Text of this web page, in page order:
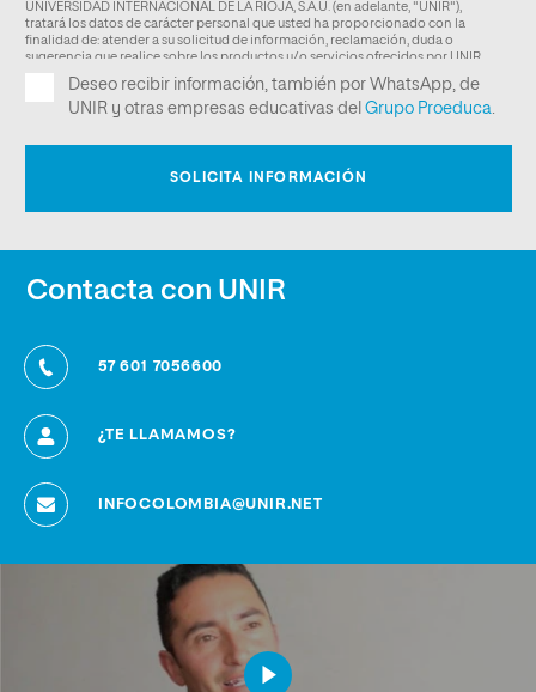
Contacta con UNIR
57 601 7056600
¿TE LLAMAMOS?
INFOCOLOMBIA@UNIR.NET